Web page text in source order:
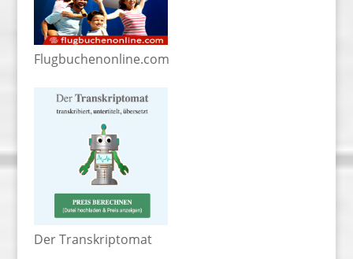
Flugbuchenonline.com
Der Transkriptomat